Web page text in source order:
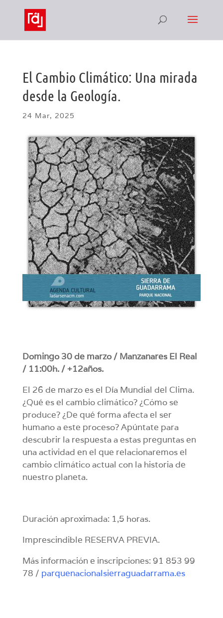
El Cambio Climático: Una mirada
desde la Geología.
24 Mar, 2025
Domingo 30 de marzo / Manzanares El Real
/ 11:00h. / +12años.
El 26 de marzo es el Día Mundial del Clima.
¿Qué es el cambio climático? ¿Cómo se
produce? ¿De qué forma afecta el ser
humano a este proceso? Apúntate para
descubrir la respuesta a estas preguntas en
una actividad en el que relacionaremos el
cambio climático actual con la historia de
nuestro planeta.
Duración aproximada: 1,5 horas.
Imprescindible RESERVA PREVIA.
Más información e inscripciones: 91 853 99
78 / parquenacionalsierraguadarrama.es